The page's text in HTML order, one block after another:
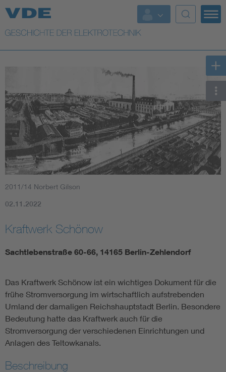
Top Themen
Weitere Themen
2011/14 Norbert Gilson
02.11.2022
Kraftwerk Schönow
Sachtlebenstraße 60-66, 14165 Berlin-Zehlendorf
Das Kraftwerk Schönow ist ein wichtiges Dokument für die
frühe Stromversorgung im wirtschaftlich aufstrebenden
Umland der damaligen Reichshauptstadt Berlin. Besondere
Bedeutung hatte das Kraftwerk auch für die
Stromversorgung der verschiedenen Einrichtungen und
Anlagen des Teltowkanals.
Beschreibung